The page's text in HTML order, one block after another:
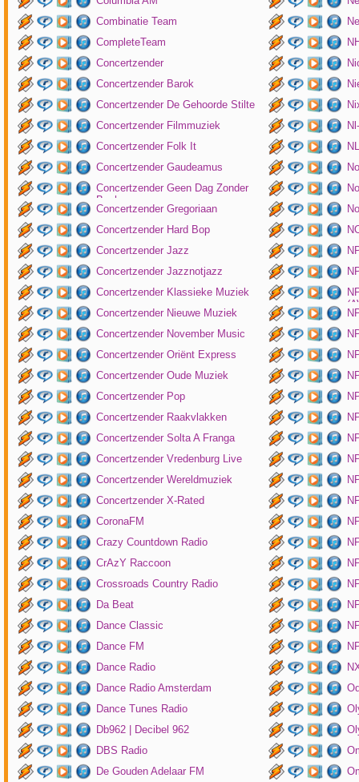
Combinatie Team
CompleteTeam
Concertzender
Concertzender Barok
Concertzender De Gehoorde Stilte
Concertzender Filmmuziek
Concertzender Folk It
Concertzender Gaudeamus
Concertzender Geen Dag Zonder
Bach
Concertzender Gregoriaan
Concertzender Hard Bop
Concertzender Jazz
Concertzender Jazznotjazz
Concertzender Klassieke Muziek
Concertzender Nieuwe Muziek
Concertzender November Music
Concertzender Oriënt Express
Concertzender Oude Muziek
Concertzender Pop
Concertzender Raakvlakken
Concertzender Solta A Franga
Concertzender Vredenburg Live
Concertzender Wereldmuziek
Concertzender X-Rated
CoronaFM
Crazy Countdown Radio
CrAzY Raccoon
Crossroads Country Radio
Da Beat
Dance Classic
Dance FM
Dance Radio
Dance Radio Amsterdam
Dance Tunes Radio
Db962 | Decibel 962
DBS Radio
De Gouden Adelaar FM